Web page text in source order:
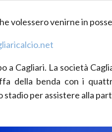
volessero venirne in
a Cagliari. La società
della benda con i
stadio per assistere alla